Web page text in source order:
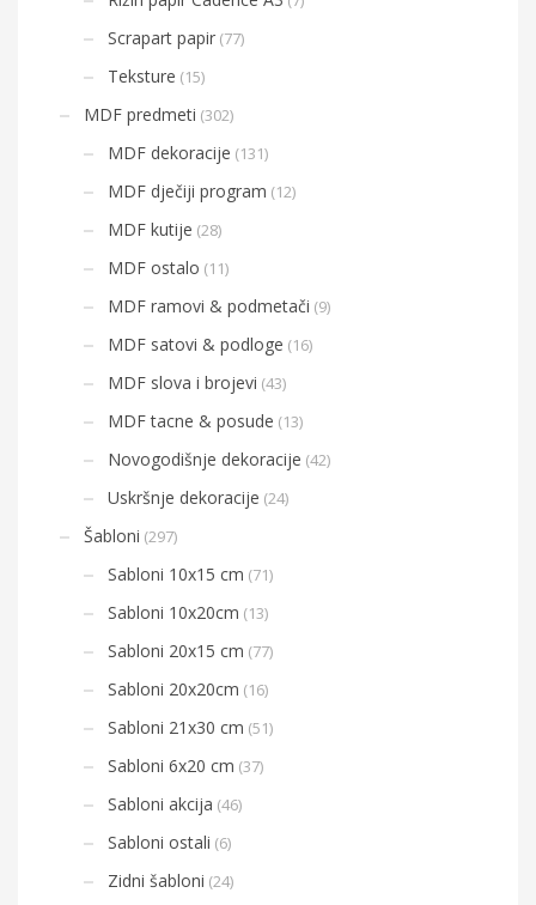
Scrapart papir (77)
Teksture (15)
MDF predmeti (302)
MDF dekoracije (131)
MDF dječiji program (12)
MDF kutije (28)
MDF ostalo (11)
MDF ramovi & podmetači (9)
MDF satovi & podloge (16)
MDF slova i brojevi (43)
MDF tacne & posude (13)
Novogodišnje dekoracije (42)
Uskršnje dekoracije (24)
Šabloni (297)
Sabloni 10x15 cm (71)
Sabloni 10x20cm (13)
Sabloni 20x15 cm (77)
Sabloni 20x20cm (16)
Sabloni 21x30 cm (51)
Sabloni 6x20 cm (37)
Sabloni akcija (46)
Sabloni ostali (6)
Zidni šabloni (24)